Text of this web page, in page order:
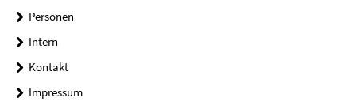
Personen
Intern
Kontakt
Impressum